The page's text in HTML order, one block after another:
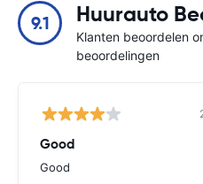
9.1 Huurauto
Klanten beoordelen
beoordelingen
Good
Good